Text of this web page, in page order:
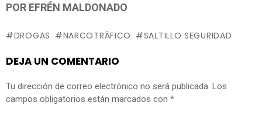
POR EFRÉN MALDONADO
DROGAS NARCOTRÁFICO SALTILLO SEGURIDAD
DEJA UN COMENTARIO
Tu dirección de correo electrónico no será publicada. Los
campos obligatorios están marcados con *